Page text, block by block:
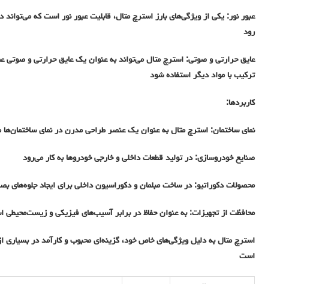
عبور نور: یکی از ویژگی‌های بارز استرچ متال، قابلیت عبور نور است که می‌تواند
رود
عایق حرارتی و صوتی: استرچ متال می‌تواند به عنوان یک عایق حرارتی و صوتی
ترکیب با مواد دیگر استفاده شود
کاربردها:
نمای ساختمان: استرچ متال به عنوان یک عنصر طراحی مدرن در نمای ساختمان‌ها
صنایع خودروسازی: در تولید قطعات داخلی و خارجی خودروها به کار می‌رود
محصولات دکوراتیو: در ساخت مبلمان و دکوراسیون داخلی برای ایجاد جلوه‌های
محافظت از تجهیزات: به عنوان حفاظ در برابر آسیب‌های فیزیکی و زیست‌محیطی
استرچ متال به دلیل ویژگی‌های خاص خود، گزینه‌ای محبوب و کارآمد در بسیاری
است